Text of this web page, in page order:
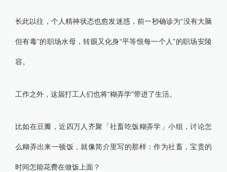
长此以往，个人精神状态也愈发迷惑，前一秒确诊为“没有大脑
但有毒”的职场水母，转眼又化身“平等恨每一个人”的职场安陵
容。
工作之外，这届打工人们也将“糊弄学”带进了生活。
比如在豆瓣，近四万人齐聚「社畜吃饭糊弄学」小组，讨论怎
么糊弄出来一顿饭，就像简介里写的那样：作为社畜，宝贵的
时间怎能花费在做饭上面？